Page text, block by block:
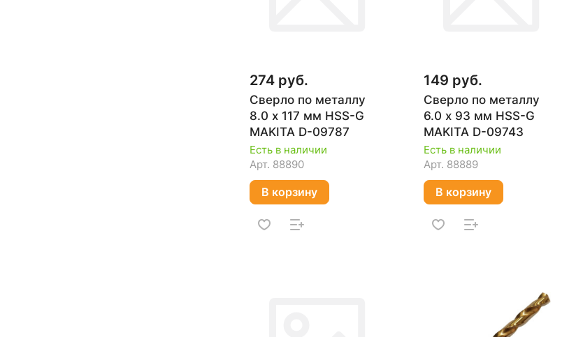
274 руб.
Сверло по металлу
8.0 х 117 мм HSS-G
MAKITA D-09787
Есть в наличии
Арт. 88890
В корзину
149 руб.
Сверло по металлу
6.0 х 93 мм HSS-G
MAKITA D-09743
Есть в наличии
Арт. 88889
В корзину